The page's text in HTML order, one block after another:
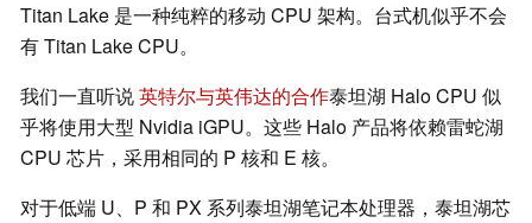
Titan Lake 是一种纯粹的移动 CPU 架构。台式机似乎不会
有 Titan Lake CPU。
我们一直听说英特尔与英伟达的合作泰坦湖 Halo CPU 似
乎将使用大型 Nvidia iGPU。这些 Halo 产品将依赖雷蛇湖
CPU 芯片，采用相同的 P 核和 E 核。
对于低端 U、P 和 PX 系列泰坦湖笔记本处理器，泰坦湖芯